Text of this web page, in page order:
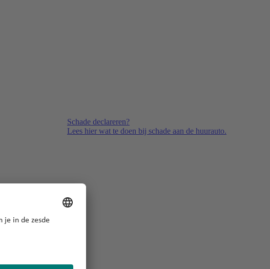
Schade declareren?
Lees hier wat te doen bij schade aan de huurauto.